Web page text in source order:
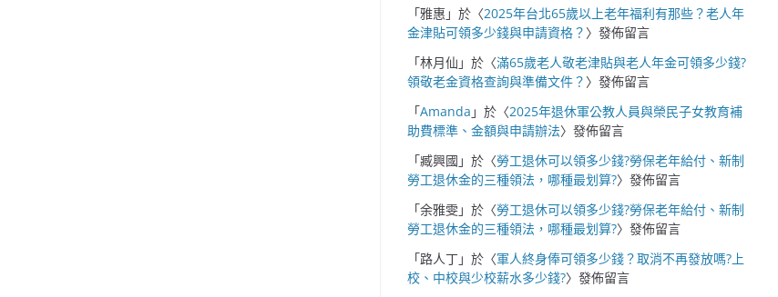
「雅惠 」於〈2025年台北65歲以上老年福利有那些？老人年
金津貼可領多少錢與申請資格？ 〉發佈留言
「林月仙 」於〈滿65歲老人敬老津貼與老人年金可領多少錢?
領敬老金資格查詢與準備文件？ 〉發佈留言
「Amanda 」於〈2025年退休軍公教人員與榮民子女教育補
助費標準、金額與申請辦法〉發佈留言
「臧興國 」於〈勞工退休可以領多少錢?勞保老年給付、新制
勞工退休金的三種領法，哪種最划算?〉發佈留言
「余雅雯」於〈勞工退休可以領多少錢?勞保老年給付、新制
勞工退休金的三種領法，哪種最划算?〉發佈留言
「路人丁」於〈軍人終身俸可領多少錢？取消不再發放嗎?上
校、中校與少校薪水多少錢?〉發佈留言